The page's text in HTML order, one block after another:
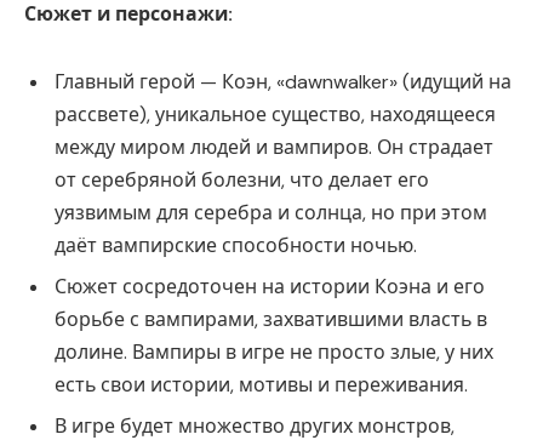
Сюжет и персонажи:
Главный герой — Коэн, «dawnwalker» (идущий на
рассвете), уникальное существо, находящееся
между миром людей и вампиров. Он страдает
от серебряной болезни, что делает его
уязвимым для серебра и солнца, но при этом
даёт вампирские способности ночью.
Сюжет сосредоточен на истории Коэна и его
борьбе с вампирами, захватившими власть в
долине. Вампиры в игре не просто злые, у них
есть свои истории, мотивы и переживания.
В игре будет множество других монстров,